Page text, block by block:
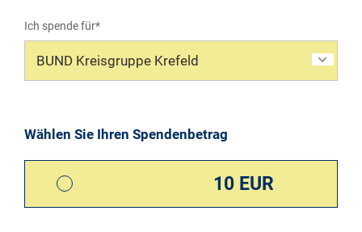
Ich spende für*
Wählen Sie Ihren Spendenbetrag
10 EUR